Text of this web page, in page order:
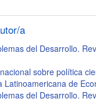
a
del Desarrollo.
sobre política
Latinoamericana de
del Desarrollo.